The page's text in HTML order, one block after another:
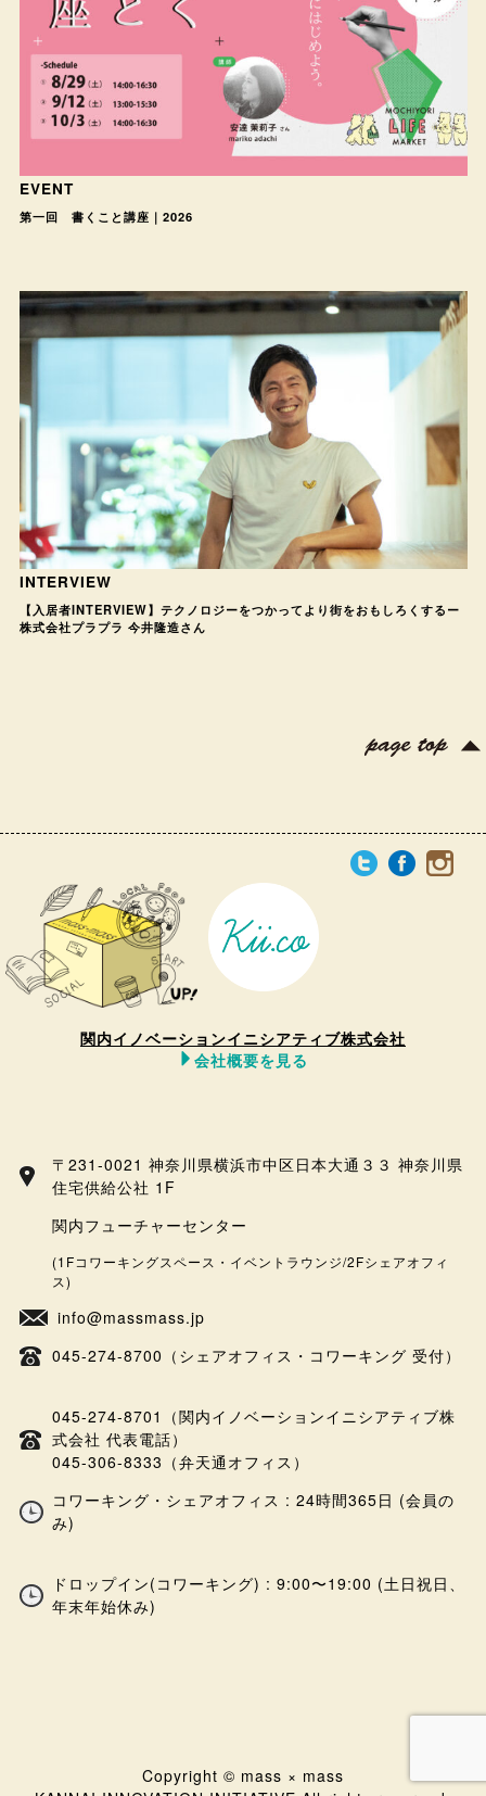
EVENT
第一回 書くこと講座｜2026
INTERVIEW
【入居者INTERVIEW】テクノロジーをつかってより街をおもしろくするー
株式会社プラプラ 今井隆造さん
関内イノベーションイニシアティブ株式会社
会社概要を見る
〒231-0021 神奈川県横浜市中区日本大通３３ 神奈川県
住宅供給公社 1F
関内フューチャーセンター
(1Fコワーキングスペース・イベントラウンジ/2Fシェアオフィ
ス)
info@massmass.jp
045-274-8700（シェアオフィス・コワーキング 受付）
045-274-8701（関内イノベーションイニシアティブ株
式会社 代表電話）
045-306-8333（弁天通オフィス）
コワーキング・シェアオフィス : 24時間365日 (会員の
み)
ドロップイン(コワーキング) : 9:00〜19:00 (土日祝日、
年末年始休み)
Copyright © mass × mass